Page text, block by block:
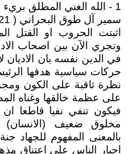
1 - الله الغني المطلق بريء من جز الرقاب باسمه
سمير آل طوق البحراني ( 2021 / 5 / 12 - 03:37 )
اثبتت الحروب او القتل
وتجري الآن بين اصحاب
في الدين نفسه بان الاديان
حركات سياسية هدفها
نظرة ثاقبة على الكون
على عظمة خالقها وغناه
فيكون تنفي نفيا قاطعا
مخلوق ضعيف (الانسان)
بالمعنى المفهوم للجهاد
اجبار الناس على اعتناق